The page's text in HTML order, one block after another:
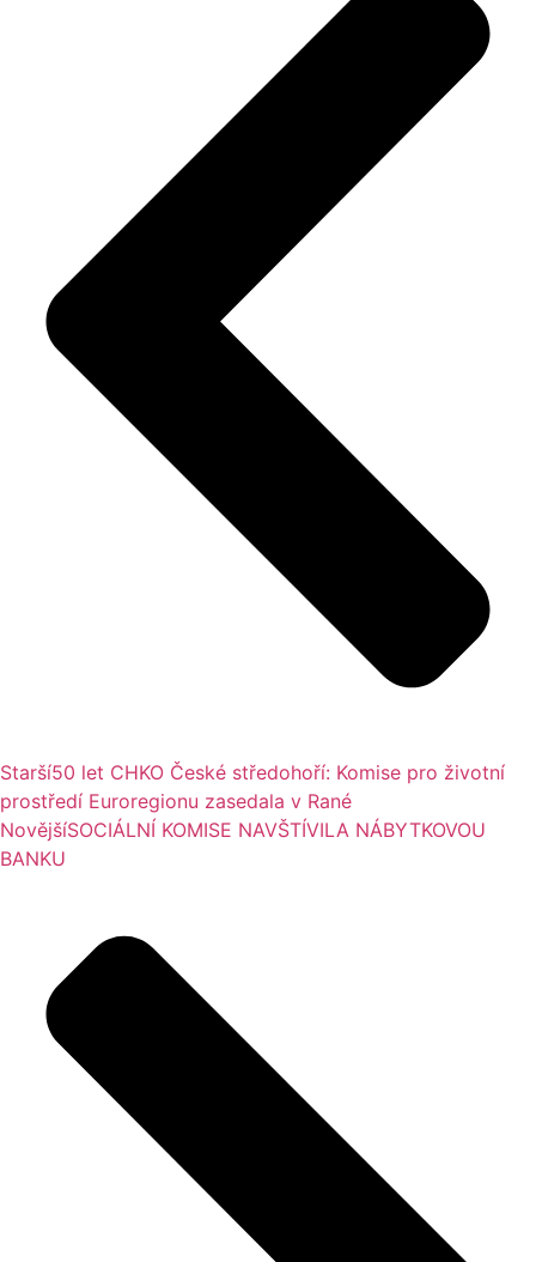
Starší50 let CHKO České středohoří: Komise pro životní
prostředí Euroregionu zasedala v Rané
NovějšíSOCIÁLNÍ KOMISE NAVŠTÍVILA NÁBYTKOVOU
BANKU